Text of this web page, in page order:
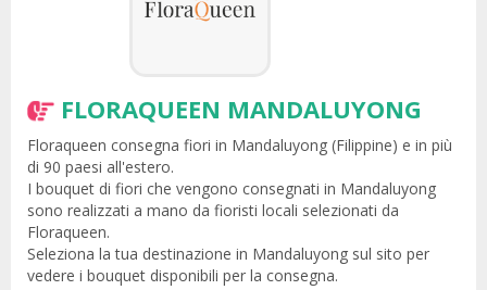
FLORAQUEEN MANDALUYONG
Floraqueen consegna fiori in Mandaluyong (Filippine) e in più
di 90 paesi all'estero.
I bouquet di fiori che vengono consegnati in Mandaluyong
sono realizzati a mano da fioristi locali selezionati da
Floraqueen.
Seleziona la tua destinazione in Mandaluyong sul sito per
vedere i bouquet disponibili per la consegna.